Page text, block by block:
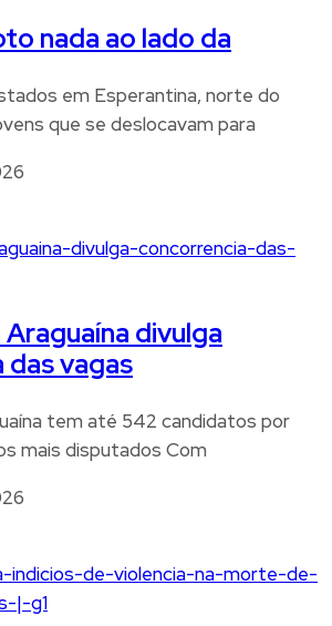
nada ao lado da
em Esperantina, norte do
que se deslocavam para
divulga
das vagas
tem até 542 candidatos por
mais disputados Com